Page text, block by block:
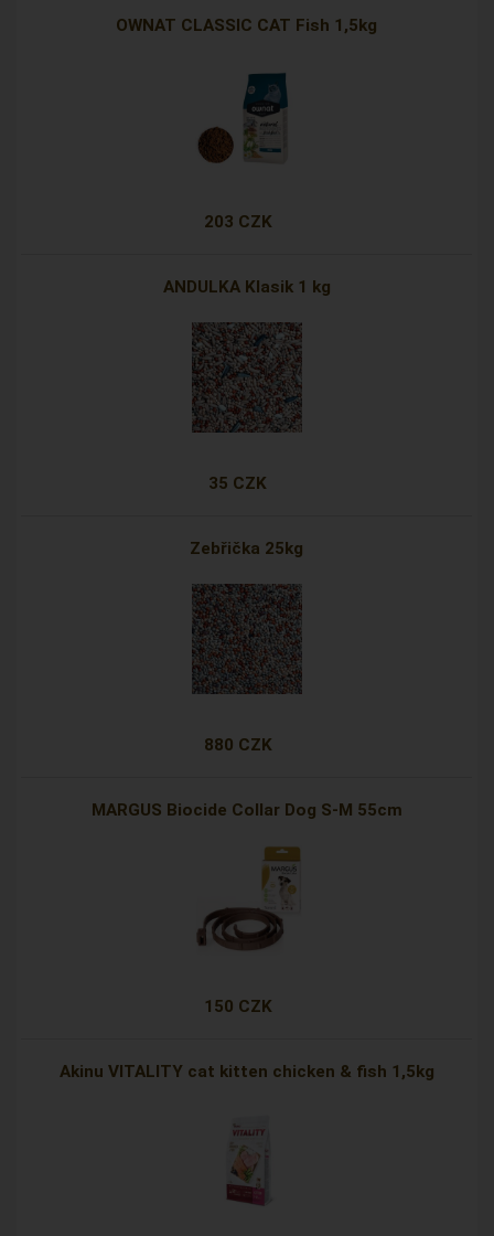
OWNAT CLASSIC CAT Fish 1,5kg
203 CZK
ANDULKA Klasik 1 kg
35 CZK
Zebřička 25kg
880 CZK
MARGUS Biocide Collar Dog S-M 55cm
150 CZK
Akinu VITALITY cat kitten chicken & fish 1,5kg